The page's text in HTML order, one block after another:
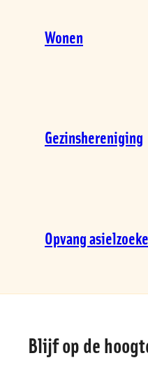
Wonen
Gezinshereniging
Opvang
informatie
Blijf op de